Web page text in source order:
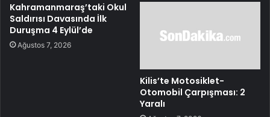
Kahramanmaraş’taki Okul
Saldırısı Davasında İlk
Duruşma 4 Eylül’de
Ağustos 7, 2026
Kilis’te Motosiklet-
Otomobil Çarpışması: 2
Yaralı